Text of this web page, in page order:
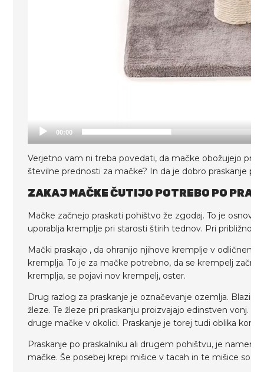
00:00
Verjetno vam ni treba povedati, da mačke obožujejo
številne prednosti za mačke? In da je dobro praskanje
ZAKAJ MAČKE ČUTIJO POTREBO PO
Mačke začnejo praskati pohištvo že zgodaj. To je
uporablja kremplje pri starosti štirih tednov. Pri približno
Mački praskajo , da ohranijo njihove kremplje v odličnem
kremplja. To je za mačke potrebno, da se krempelj
kremplja, se pojavi nov krempelj, oster.
Drug razlog za praskanje je označevanje ozemlja.
žleze. Te žleze pri praskanju proizvajajo edinstven vonj.
druge mačke v okolici. Praskanje je torej tudi oblika
Praskanje po praskalniku ali drugem pohištvu, je
mačke. Še posebej krepi mišice v tacah in te mišice so